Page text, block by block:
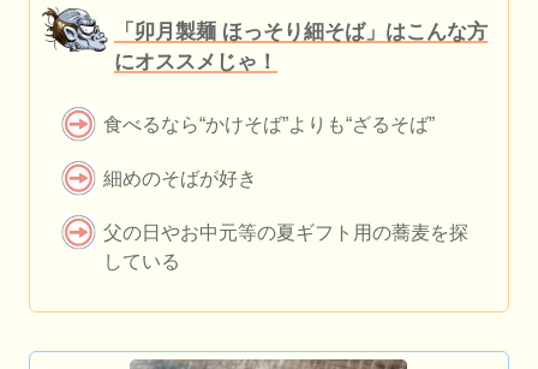
「卯月製麺 ほっそり細そば」はこんな方
にオススメじゃ！
食べるなら“かけそば”よりも“ざるそば”
細めのそばが好き
父の日やお中元等の夏ギフト用の蕎麦を探
している